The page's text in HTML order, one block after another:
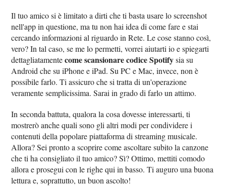
Il tuo amico si è limitato a dirti che ti basta usare lo screenshot
nell'app in questione, ma tu non hai idea di come fare e stai
cercando informazioni al riguardo in Rete. Le cose stanno così,
vero? In tal caso, se me lo permetti, vorrei aiutarti io e spiegarti
dettagliatamentecome scansionare codice Spotifysia su
Android che su iPhone e iPad. Su PC e Mac, invece, non è
possibile farlo. Ti assicuro che si tratta di un'operazione
veramente semplicissima. Sarai in grado di farlo un attimo.
In seconda battuta, qualora la cosa dovesse interessarti, ti
mostrerò anche quali sono gli altri modi per condividere i
contenuti della popolare piattaforma di streaming musicale.
Allora? Sei pronto a scoprire come ascoltare subito la canzone
che ti ha consigliato il tuo amico? Sì? Ottimo, mettiti comodo
allora e prosegui con le righe qui in basso. Ti auguro una buona
lettura e, soprattutto, un buon ascolto!